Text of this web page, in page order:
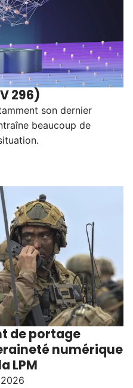
296)
son dernier
beaucoup de
de portage
numérique
LPM